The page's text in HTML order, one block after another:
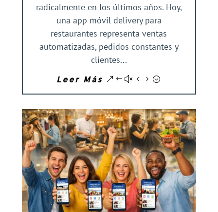
radicalmente en los últimos años. Hoy,
una app móvil delivery para
restaurantes representa ventas
automatizadas, pedidos constantes y
clientes...
Leer Más